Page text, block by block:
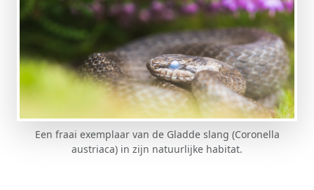
Een fraai exemplaar van de Gladde slang (Coronella
austriaca) in zijn natuurlijke habitat.